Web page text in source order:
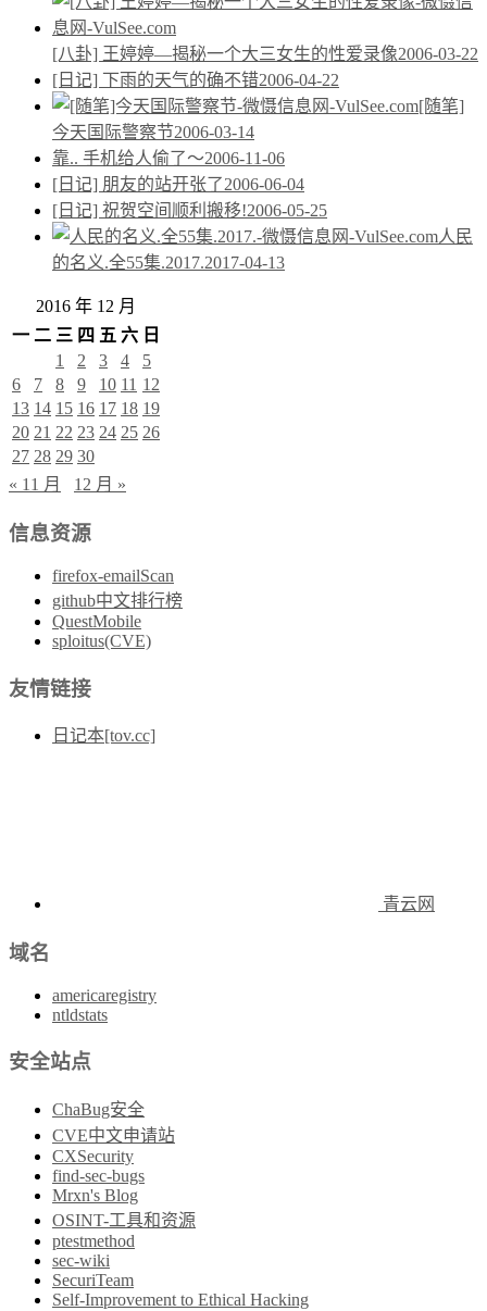
[八卦] 王婷婷—揭秘一个大三女生的性爱录像2006-03-22
[日记] 下雨的天气的确不错2006-04-22
[随笔]
今天国际警察节2006-03-14
靠.. 手机给人偷了～2006-11-06
[日记] 朋友的站开张了2006-06-04
[日记] 祝贺空间顺利搬移!2006-05-25
人民
的名义.全55集.2017.2017-04-13
2016 年 12 月
一 二 三 四 五 六 日
1
2 3 4
5
6
7 8 9 10 11 12
13 14 15 16 17 18 19
20 21 22 23 24 25 26
27 28 29 30
« 11 月
12 月 »
信息资源
firefox-emailScan
github中文排行榜
QuestMobile
sploitus(CVE)
友情链接
日记本[tov.cc]
青云网
域名
americaregistry
ntldstats
安全站点
ChaBug安全
CVE中文申请站
CXSecurity
find-sec-bugs
Mrxn's Blog
OSINT-工具和资源
ptestmethod
sec-wiki
SecuriTeam
Self-Improvement to Ethical Hacking